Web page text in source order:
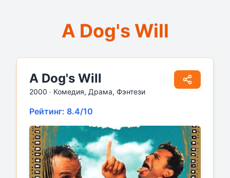
A Dog's Will
A Dog's Will
2000 ‧ Комедия, Драма, Фэнтези
Рейтинг: 8.4/10